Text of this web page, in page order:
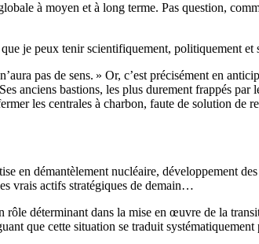
à moyen et à long terme. Pas question,
je peux tenir scientifiquement, politiquement et
pas de sens. » Or, c’est précisément en
anciens bastions, les plus durement frappés
les centrales à charbon, faute de solution de
en démantèlement nucléaire, développement
vrais actifs stratégiques de demain…
déterminant dans la mise en œuvre de la
que cette situation se traduit